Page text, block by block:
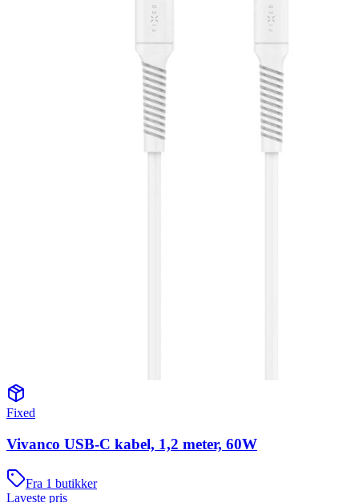
Fixed
Vivanco USB-C kabel, 1,2 meter, 60W
Fra 1 butikker
Laveste pris